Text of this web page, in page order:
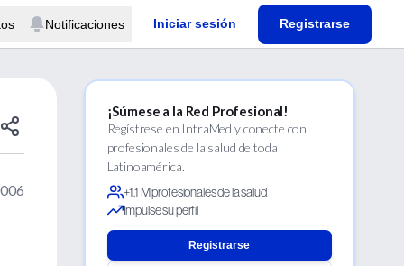
Notificaciones Iniciar sesión Registrarse
¡Súmese a la Red Profesional!
Regístrese en IntraMed y conecte con
profesionales de la salud de toda
Latinoamérica.
+1.1 M profesionales de la salud
Impulse su perfil
Registrarse